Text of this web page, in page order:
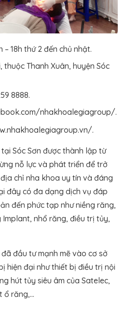
– 18h thứ 2 đến chủ nhật.
thuộc Thanh Xuân, huyện Sóc
8888.
nhakhoalegiagroup/.
.
Sóc Sơn được thành lập từ
nỗ lực và phát triển để trở
chỉ nha khoa uy tín và đáng
đây có đa dạng dịch vụ đáp
đến phức tạp như niềng răng,
nhổ răng, điều trị tủy,
đầu tư mạnh mẽ vào cơ sở
hiện đại như thiết bị điều trị nội
hút tủy siêu âm của Satelec,
ổ răng,…